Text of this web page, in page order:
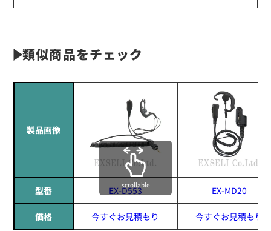
類似商品をチェック
製品画像
型番 EX-D553 EX-MD20
価格 今すぐお見積もり 今すぐお見積もり
scrollable